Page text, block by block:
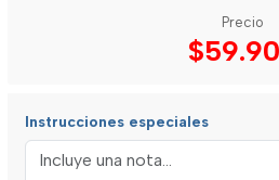
Precio
Instrucciones especiales